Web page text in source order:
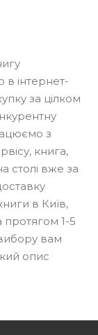
в інтернет-
за цілком
з
книга,
столі вже за
в Київ,
протягом 1-5
вам
опис